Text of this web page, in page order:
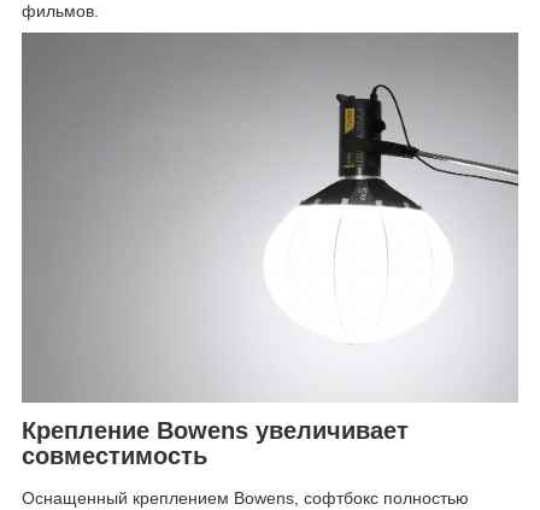
фильмов.
Крепление Bowens увеличивает
совместимость
Оснащенный креплением Bowens, софтбокс полностью